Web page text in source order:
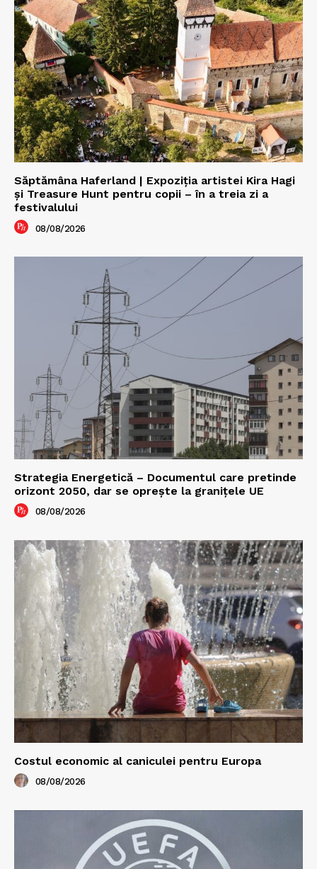
Săptămâna Haferland | Expoziţia artistei Kira Hagi
şi Treasure Hunt pentru copii – în a treia zi a
festivalului
08/08/2026
Strategia Energetică – Documentul care pretinde
orizont 2050, dar se oprește la granițele UE
08/08/2026
Costul economic al caniculei pentru Europa
08/08/2026